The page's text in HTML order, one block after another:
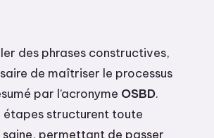
des phrases constructives,
de maîtriser le processus
par l’acronyme OSBD.
étapes structurent toute
permettant de passer